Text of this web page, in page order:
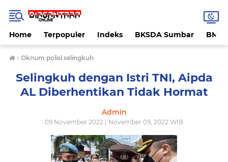
Home Terpopuler Indeks BKSDA Sumbar
› Oknum polisi selingkuh
Selingkuh dengan Istri TNI, Aipda
AL Diberhentikan Tidak Hormat
Admin
09 November 2022 | November 09, 2022 WIB